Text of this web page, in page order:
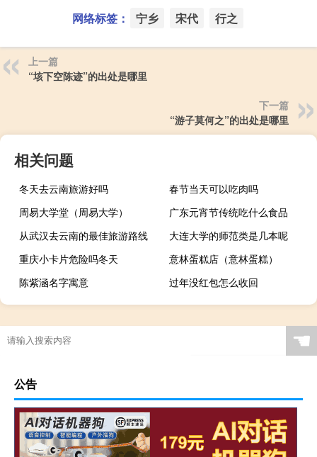
网络标签： 宁乡 宋代 行之
上一篇
“垓下空陈迹”的出处是哪里
下一篇
“游子莫何之”的出处是哪里
相关问题
冬天去云南旅游好吗
春节当天可以吃肉吗
周易大学堂（周易大学）
广东元宵节传统吃什么食品
从武汉去云南的最佳旅游路线
大连大学的师范类是几本呢
重庆小卡片危险吗冬天
意林蛋糕店（意林蛋糕）
陈紫涵名字寓意
过年没红包怎么收回
☚
公告